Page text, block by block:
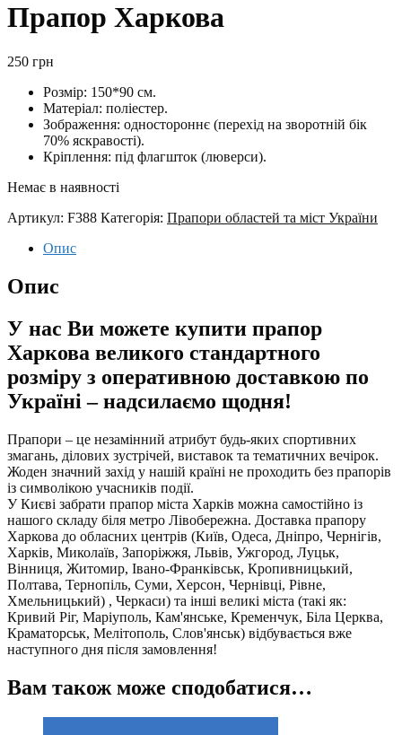
Прапор Харкова
250 грн
Розмір: 150*90 см.
Матеріал: поліестер.
Зображення: одностороннє (перехід на зворотній бік
70% яскравості).
Кріплення: під флагшток (люверси).
Немає в наявності
Артикул: F388 Категорія: Прапори областей та міст України
Опис
Опис
У нас Ви можете купити прапор
Харкова великого стандартного
розміру з оперативною доставкою по
Україні – надсилаємо щодня!
Прапори – це незамінний атрибут будь-яких спортивних
змагань, ділових зустрічей, виставок та тематичних вечірок.
Жоден значний захід у нашій країні не проходить без прапорів
із символікою учасників події.
У Києві забрати прапор міста Харків можна самостійно із
нашого складу біля метро Лівобережна. Доставка прапору
Харкова до обласних центрів (Київ, Одеса, Дніпро, Чернігів,
Харків, Миколаїв, Запоріжжя, Львів, Ужгород, Луцьк,
Вінниця, Житомир, Івано-Франківськ, Кропивницький,
Полтава, Тернопіль, Суми, Херсон, Чернівці, Рівне,
Хмельницький) , Черкаси) та інші великі міста (такі як:
Кривий Ріг, Маріуполь, Кам'янське, Кременчук, Біла Церква,
Краматорськ, Мелітополь, Слов'янськ) відбувається вже
наступного дня після замовлення!
Вам також може сподобатися…